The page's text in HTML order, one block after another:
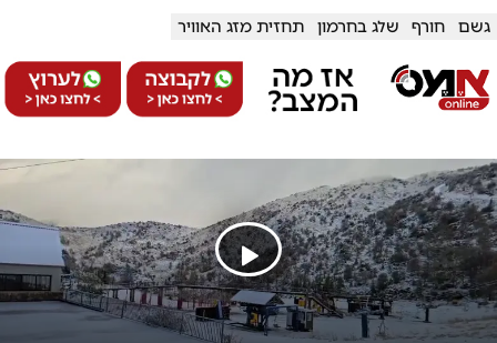
גשם חורף שלג בחרמון תחזית מזג האוויר